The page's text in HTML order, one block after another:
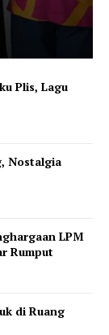
Plis, Lagu
Nostalgia
LPM
Rumput
di Ruang